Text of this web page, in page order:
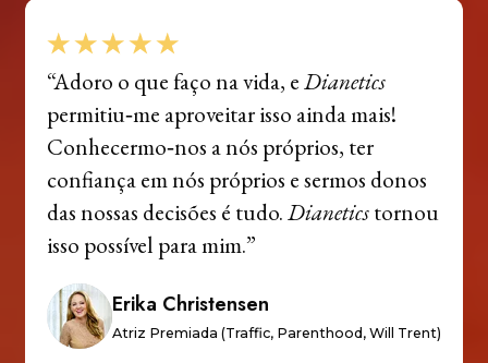
“Adoro o que faço na vida, eDianetics
permitiu‑me aproveitar isso ainda mais!
Conhecermo‑nos a nós próprios, ter
confiança em nós próprios e sermos donos
das nossas decisões é tudo.Dianeticstornou
isso possível para mim.”
Erika Christensen
Atriz Premiada (Traffic, Parenthood, Will Trent)